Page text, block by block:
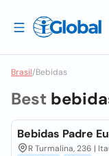
Brasil/Bebidas
Best
Bebidas Padre
R Turmalina, 236 |